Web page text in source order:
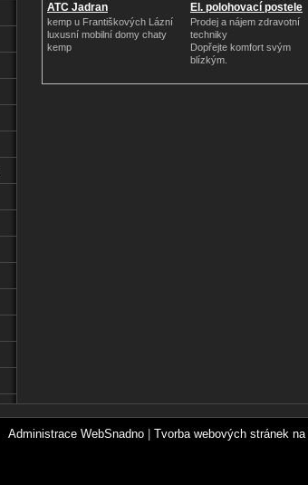
ATC Jadran
kemp u Františkových Lázní
luxusní mobilní domy chaty
kemp
El. polohovací postele
Prodej a nájem zdravotní
techniky
Dopřejte komfort svým
blízkým.
Administrace WebSnadno Tvorba webových stránek na